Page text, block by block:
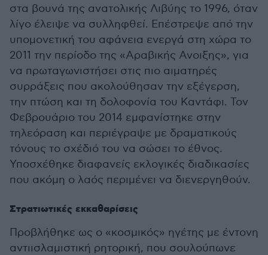
στα βουνά της ανατολικής Λιβύης το 1996, όταν
λίγο έλειψε να συλληφθεί. Επέστρεψε από την
υπομονετική του αφάνεια ενεργά στη χώρα το
2011 την περίοδο της «Αραβικής Ανοιξης», για
να πρωταγωνιστήσει στις πιο αιματηρές
συρράξεις που ακολούθησαν την εξέγερση,
την πτώση και τη δολοφονία του Καντάφι. Τον
Φεβρουάριο του 2014 εμφανίστηκε στην
τηλεόραση και περιέγραψε με δραματικούς
τόνους το σχέδιό του να σώσει το έθνος.
Υποσχέθηκε διαφανείς εκλογικές διαδικασίες
που ακόμη ο λαός περιμένει να διενεργηθούν.
Στρατιωτικές εκκαθαρίσεις
Προβλήθηκε ως ο «κοσμικός» ηγέτης με έντονη
αντιισλαμιστική ρητορική, που σουλούπωνε